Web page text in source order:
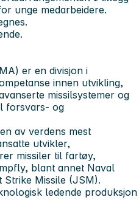
unge medarbeidere.
er en divisjon i
innen utvikling,
missilsystemer og
forsvars- og
av verdens mest
utvikler,
missiler til fartøy,
blant annet Naval
Strike Missile (JSM).
ledende produksjon